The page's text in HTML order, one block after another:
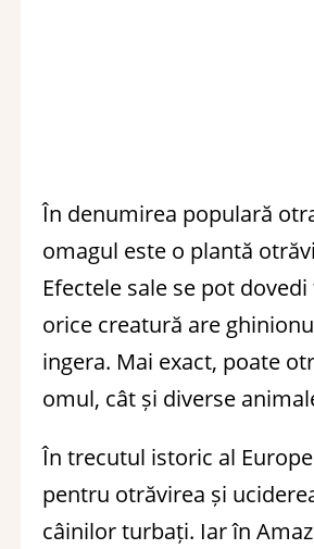
În denumirea populară
omagul este o plantă
Efectele sale se pot
orice creatură are
ingera. Mai exact, poate
omul, cât și diverse
În trecutul istoric al
pentru otrăvirea și
câinilor turbați. Iar în